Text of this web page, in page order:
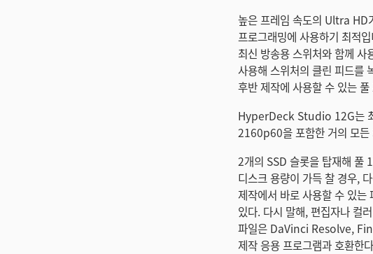
높은 프레임 속도의 Ultra HD
프로그래밍에 사용하기 최
최신 방송용 스위처와 함께
사용해 스위처의 클린 피드를
후반 제작에 사용할 수 있는
HyperDeck Studio 12G는
2160p60을 포함한 거의 모
2개의 SSD 슬롯을 탑재해 풀
디스크 용량이 가득 찰 경우,
제작에서 바로 사용할 수 있
있다. 다시 말해, 편집자나 컬
파일은 DaVinci Resolve,
제작 응용 프로그램과 호환한